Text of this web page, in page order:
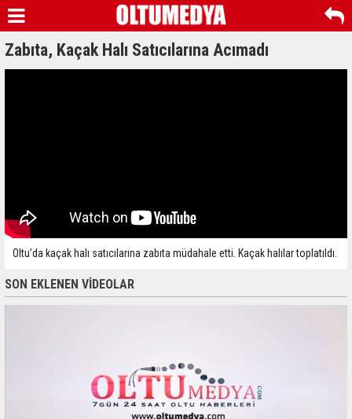
Zabıta, Kaçak Halı Satıcılarına Acımadı
Oltu’da kaçak halı satıcılarına zabıta müdahale etti. Kaçak halılar toplatıldı.
SON EKLENEN VİDEOLAR